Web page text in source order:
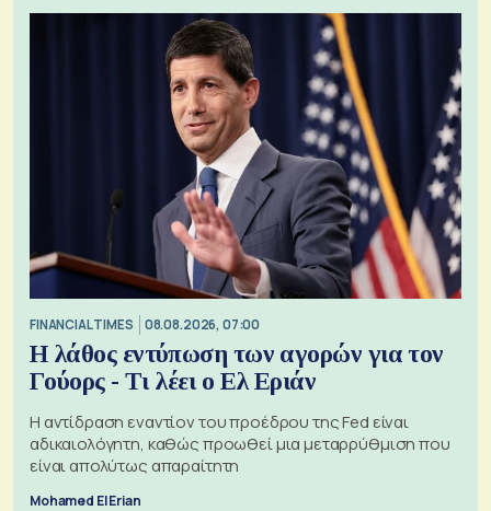
FINANCIAL TIMES 08.08.2026, 07:00
Η λάθος εντύπωση των αγορών για τον
Γούορς - Τι λέει ο Ελ Εριάν
Η αντίδραση εναντίον του προέδρου της Fed είναι
αδικαιολόγητη, καθώς προωθεί μια μεταρρύθμιση που
είναι απολύτως απαραίτητη
Mohamed El Erian